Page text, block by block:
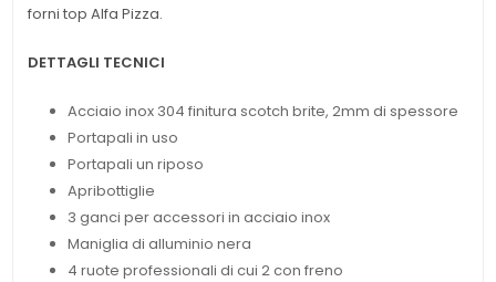
forni top Alfa Pizza.
DETTAGLI TECNICI
Acciaio inox 304 finitura scotch brite, 2mm di spessore
Portapali in uso
Portapali un riposo
Apribottiglie
3 ganci per accessori in acciaio inox
Maniglia di alluminio nera
4 ruote professionali di cui 2 con freno